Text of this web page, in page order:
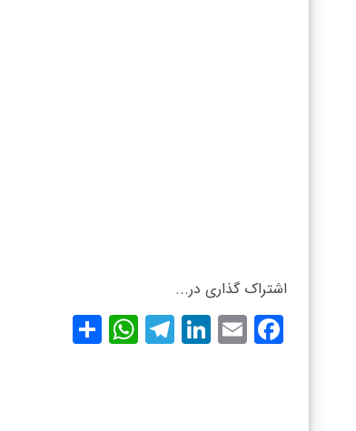
اشتراک گذاری در...
Facebook
Email
LinkedIn
Telegram
WhatsApp